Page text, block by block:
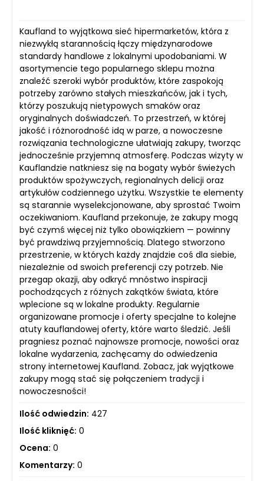
Kaufland to wyjątkowa sieć hipermarketów, która z
niezwykłą starannością łączy międzynarodowe
standardy handlowe z lokalnymi upodobaniami. W
asortymencie tego popularnego sklepu można
znaleźć szeroki wybór produktów, które zaspokoją
potrzeby zarówno stałych mieszkańców, jak i tych,
którzy poszukują nietypowych smaków oraz
oryginalnych doświadczeń. To przestrzeń, w której
jakość i różnorodność idą w parze, a nowoczesne
rozwiązania technologiczne ułatwiają zakupy, tworząc
jednocześnie przyjemną atmosferę. Podczas wizyty w
Kauflandzie natkniesz się na bogaty wybór świeżych
produktów spożywczych, regionalnych delicji oraz
artykułów codziennego użytku. Wszystkie te elementy
są starannie wyselekcjonowane, aby sprostać Twoim
oczekiwaniom. Kaufland przekonuje, że zakupy mogą
być czymś więcej niż tylko obowiązkiem — powinny
być prawdziwą przyjemnością. Dlatego stworzono
przestrzenie, w których każdy znajdzie coś dla siebie,
niezależnie od swoich preferencji czy potrzeb. Nie
przegap okazji, aby odkryć mnóstwo inspiracji
pochodzących z różnych zakątków świata, które
wplecione są w lokalne produkty. Regularnie
organizowane promocje i oferty specjalne to kolejne
atuty kauflandowej oferty, które warto śledzić. Jeśli
pragniesz poznać najnowsze promocje, nowości oraz
lokalne wydarzenia, zachęcamy do odwiedzenia
strony internetowej Kaufland. Zobacz, jak wyjątkowe
zakupy mogą stać się połączeniem tradycji i
nowoczesności!
Ilość odwiedzin: 427
Ilość kliknięć: 0
Ocena: 0
Komentarzy: 0